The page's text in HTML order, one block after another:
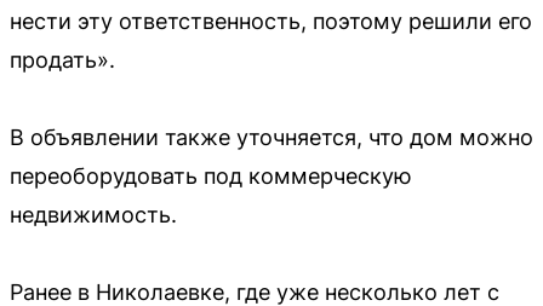
нести эту ответственность, поэтому решили его
продать».
В объявлении также уточняется, что дом можно
переоборудовать под коммерческую
недвижимость.
Ранее в Николаевке, где уже несколько лет с